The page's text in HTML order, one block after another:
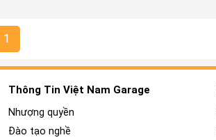
1
Thông Tin Việt Nam Garage
Nhượng quyền
Đào tạo nghề